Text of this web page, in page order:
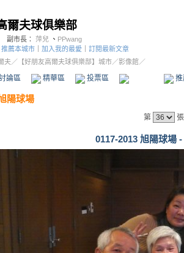
爾夫球俱樂部
副市長： 萍兒 、 PPwang
推薦本城市 加入我的最愛
訂閱最新文章
夫／ 【好朋友高爾夫球俱樂部】城市／影像館／
論區 精華區 投票區 影像館
陽球場
第
0117-2013 旭陽球場 -